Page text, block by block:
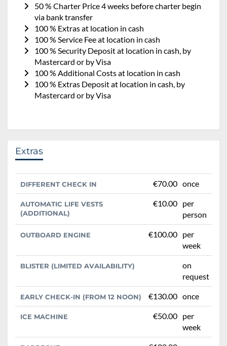
50 % Charter Price 4 weeks before charter begin
via bank transfer
100 % Extras at location in cash
100 % Service Fee at location in cash
100 % Security Deposit at location in cash, by
Mastercard or by Visa
100 % Additional Costs at location in cash
100 % Extras Deposit at location in cash, by
Mastercard or by Visa
Extras
DIFFERENT CHECK IN €70.00 once
AUTOMATIC LIFE VESTS
(ADDITIONAL)
€10.00 per
person
OUTBOARD ENGINE €100.00 per
week
BLISTER (LIMITED AVAILABILITY)
on
request
EARLY CHECK-IN (FROM 12 NOON) €130.00 once
ICE MACHINE €50.00 per
week